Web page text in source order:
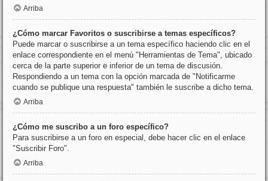
Arriba
¿Cómo marcar Favoritos o suscribirse a temas específicos?
Puede marcar o suscribirse a un tema específico haciendo clic en el
enlace correspondiente en el menú "Herramientas de Tema", ubicado
cerca de la parte superior e inferior de un tema de discusión.
Respondiendo a un tema con la opción marcada de "Notificarme
cuando se publique una respuesta" también le suscribe a dicho tema.
Arriba
¿Cómo me suscribo a un foro específico?
Para suscribirse a un foro en especial, debe hacer clic en el enlace
"Suscribir Foro".
Arriba